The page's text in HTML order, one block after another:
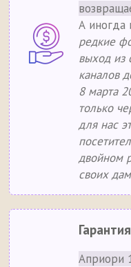
А иногда
редкие
выход из
каналов
8 марта
только
для нас
двойном
своих дам
Априори